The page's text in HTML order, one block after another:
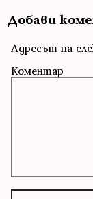
Добави
Адресът на
Коментар